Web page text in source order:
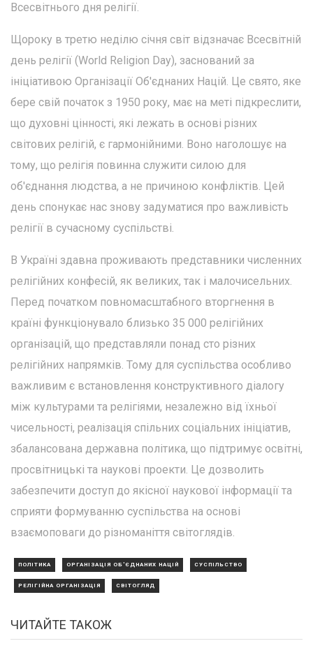
Всесвітнього дня релігії.
Щороку в третю неділю січня світ відзначає Всесвітній
день релігії (World Religion Day), заснований за
ініціативою Організації Об'єднаних Націй. Це свято, яке
бере свій початок з 1950 року, має на меті підкреслити,
що духовні цінності, які лежать в основі різних
світових релігій, є гармонійними. Воно наголошує на
тому, що релігія повинна служити силою для
об'єднання людства, а не причиною конфліктів. Цей
день спонукає нас знову задуматися про важливість
релігії в сучасному суспільстві.
В Україні здавна проживають представники численних
релігійних конфесій, як великих, так і малочисельних.
Перед початком повномасштабного вторгнення в
країні функціонувало близько 35 000 релігійних
організацій, що представляли понад сто різних
релігійних напрямків. Тому для суспільства особливо
важливим є встановлення конструктивного діалогу
між культурами та релігіями, незалежно від їхньої
чисельності, реалізація спільних соціальних ініціатив,
збалансована державна політика, що підтримує освітні,
просвітницькі та наукові проекти. Це дозволить
забезпечити доступ до якісної наукової інформації та
сприяти формуванню суспільства на основі
взаємоповаги до різноманіття світоглядів.
ПОЛІТИКА ОРГАНІЗАЦІЯ ОБ'ЄДНАНИХ НАЦІЙ СУСПІЛЬСТВО
РЕЛІГІЙНА ОРГАНІЗАЦІЯ СВІТОГЛЯД
ЧИТАЙТЕ ТАКОЖ